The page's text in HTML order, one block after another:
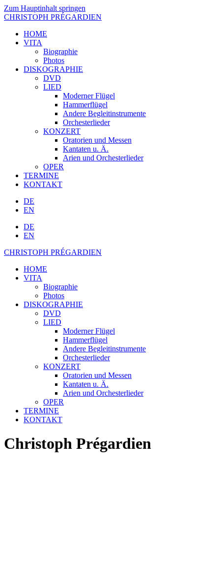
Zum Hauptinhalt springen
CHRISTOPH PRÉGARDIEN
HOME
VITA
Biographie
Photos
DISKOGRAPHIE
DVD
LIED
Moderner Flügel
Hammerflügel
Andere Begleitinstrumente
Orchesterlieder
KONZERT
Oratorien und Messen
Kantaten u. Ä.
Arien und Orchesterlieder
OPER
TERMINE
KONTAKT
DE
EN
DE
EN
CHRISTOPH PRÉGARDIEN
HOME
VITA
Biographie
Photos
DISKOGRAPHIE
DVD
LIED
Moderner Flügel
Hammerflügel
Andere Begleitinstrumente
Orchesterlieder
KONZERT
Oratorien und Messen
Kantaten u. Ä.
Arien und Orchesterlieder
OPER
TERMINE
KONTAKT
Christoph Prégardien